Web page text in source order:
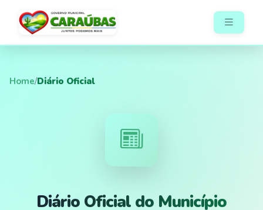
Home/Diário Oficial
Diário Oficial do Município